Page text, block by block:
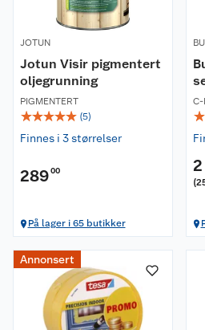
JOTUN
Jotun Visir pigmentert
oljegrunning
PIGMENTERT
☆☆☆☆☆ (5)
Finnes i 3 størrelser
28900
På lager i 65 butikker
C-
☆
(
Annonsert